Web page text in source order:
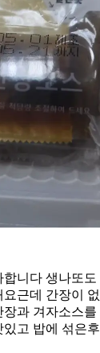
니다 생나또
근데 간장이
과 겨자소스를
있고 밥에 섞은